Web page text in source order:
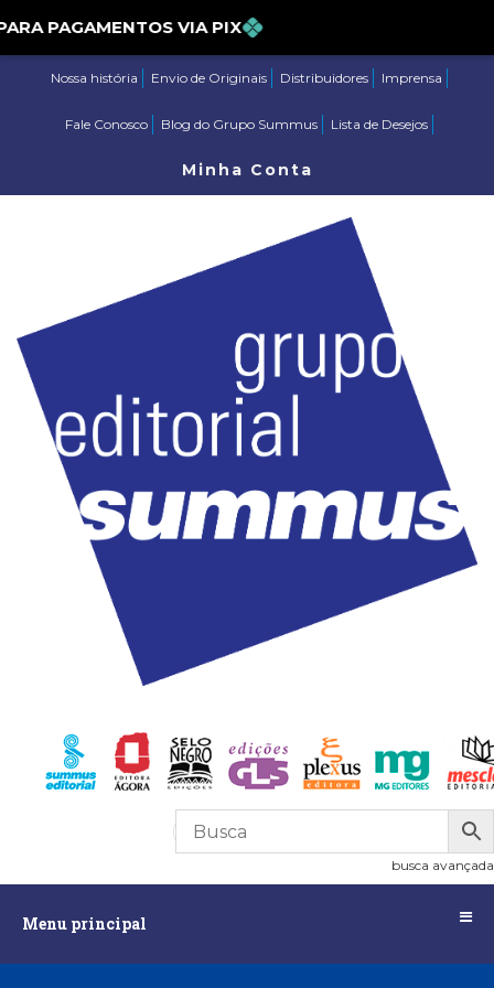
PARA PAGAMENTOS VIA PIX
Nossa história Envio de Originais Distribuidores Imprensa
Fale Conosco Blog do Grupo Summus Lista de Desejos
Minha Conta
R$0,00
busca avançada
Menu principal
principalAssuntos